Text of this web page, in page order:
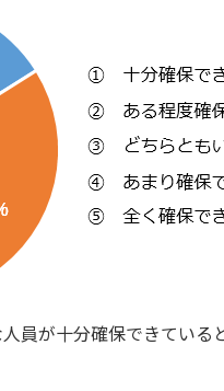
員が十分確保できている